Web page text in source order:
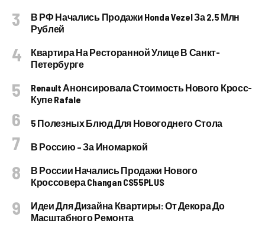
В РФ Начались Продажи Honda Vezel За 2,5 Млн
Рублей
Квартира На Ресторанной Улице В Санкт-
Петербурге
Renault Анонсировала Стоимость Нового Кросс-
Купе Rafale
5 Полезных Блюд Для Новогоднего Стола
В Россию – За Иномаркой
В России Начались Продажи Нового
Кроссовера Changan CS55PLUS
Идеи Для Дизайна Квартиры: От Декора До
Масштабного Ремонта